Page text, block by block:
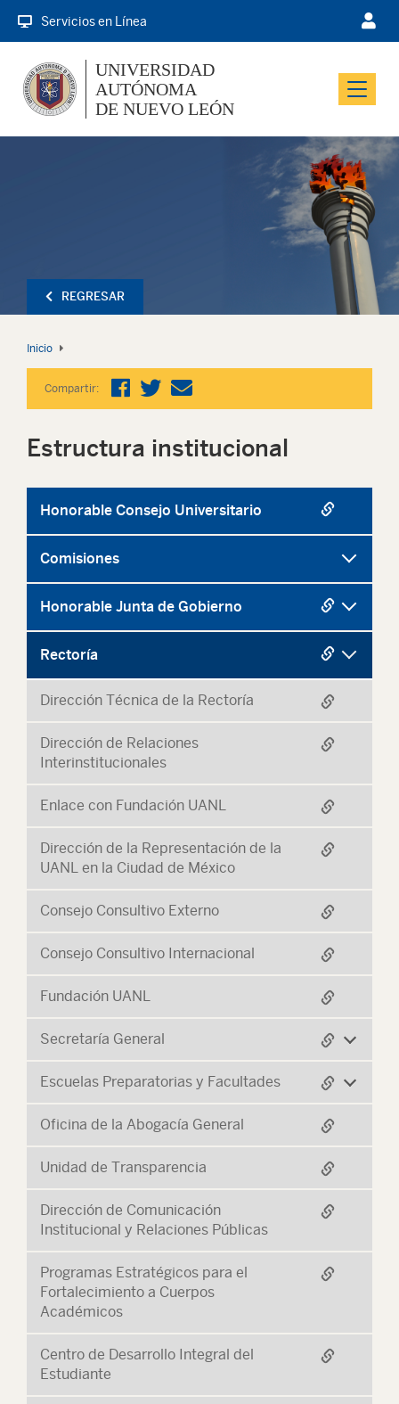
Servicios en Línea
Menu
UNIVERSIDAD
AUTÓNOMA
DE NUEVO LEÓN
REGRESAR
Inicio
Compartir:
Estructura institucional
Honorable Consejo Universitario
Comisiones
Honorable Junta de Gobierno
Rectoría
Dirección Técnica de la Rectoría
Dirección de Relaciones
Interinstitucionales
Enlace con Fundación UANL
Dirección de la Representación de la
UANL en la Ciudad de México
Consejo Consultivo Externo
Consejo Consultivo Internacional
Fundación UANL
Secretaría General
Escuelas Preparatorias y Facultades
Oficina de la Abogacía General
Unidad de Transparencia
Dirección de Comunicación
Institucional y Relaciones Públicas
Programas Estratégicos para el
Fortalecimiento a Cuerpos
Académicos
Centro de Desarrollo Integral del
Estudiante